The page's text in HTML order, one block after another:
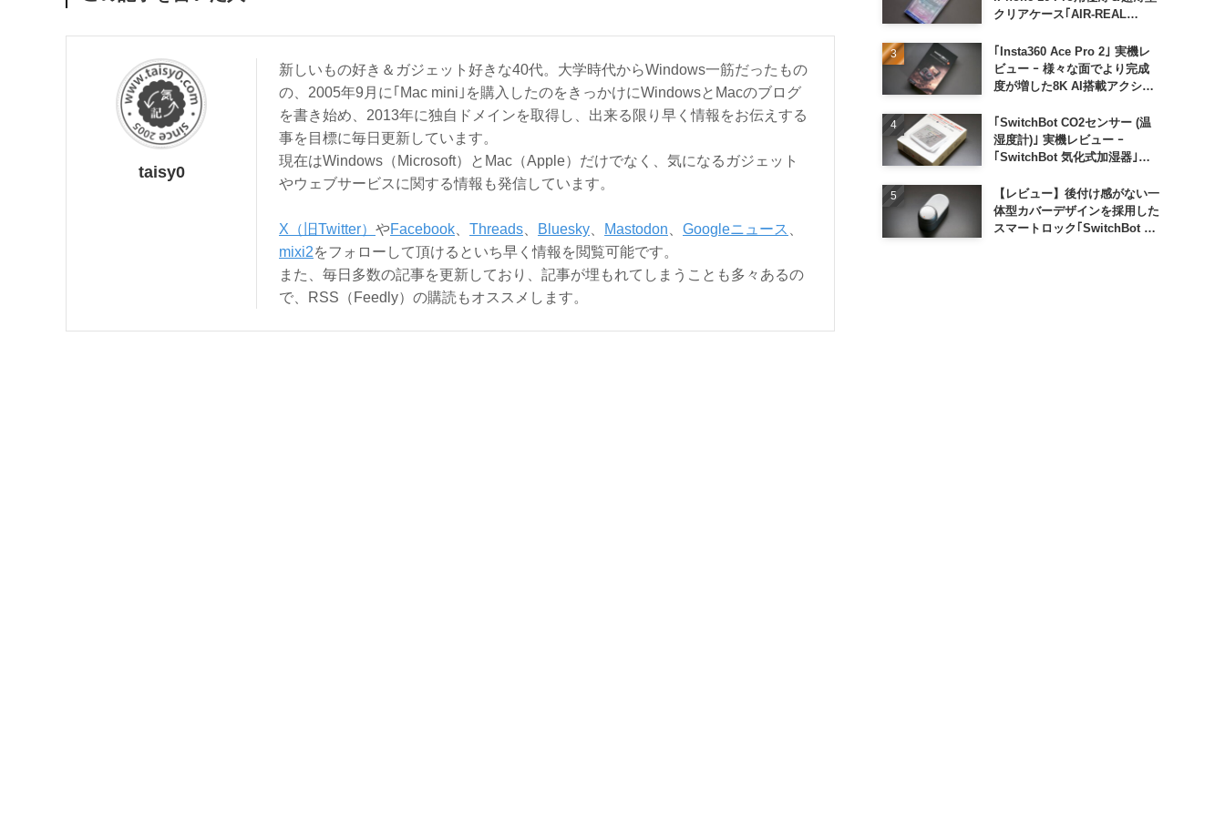
taisy0
新しいもの好き＆ガジェット好きな40代。大学時代からWindows一筋だったもの
の、2005年9月に｢Mac mini｣を購入したのをきっかけにWindowsとMacのブログ
を書き始め、2013年に独自ドメインを取得し、出来る限り早く情報をお伝えする
事を目標に毎日更新しています。
現在はWindows（Microsoft）とMac（Apple）だけでなく、気になるガジェット
やウェブサービスに関する情報も発信しています。
X（旧Twitter） やFacebook Threads Bluesky Mastodon Googleニュース
mixi2をフォローして頂けるといち早く情報を閲覧可能です。
また、毎日多数の記事を更新しており、記事が埋もれてしまうことも多々あるの
で、RSS（Feedly）の購読もオススメします。
クリアケース｢AIR-REAL
｢Insta360 Ace Pro 2｣ 実機レ
ビュー ｰ 様々な面でより完成
度が増した8K AI搭載アクショ
｢SwitchBot CO2センサー (温
湿度計)｣ 実機レビュー ｰ
｢SwitchBot 気化式加湿器｣と
便利
【レビュー】後付け感がない一
体型カバーデザインを採用した
スマートロック｢SwitchBot ロ